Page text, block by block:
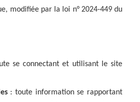
modifiée par la loi n° 2024-449 du
se connectant et utilisant le site
: toute information se rapportant